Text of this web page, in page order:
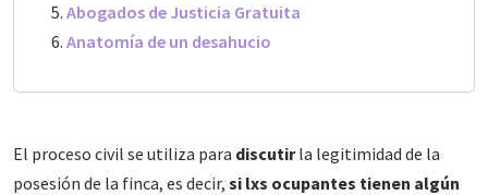
Abogados de Justicia Gratuita
Anatomía de un desahucio
El proceso civil se utiliza para discutirla legitimidad de la
posesión de la finca, es decir, si lxs ocupantes tienen algún